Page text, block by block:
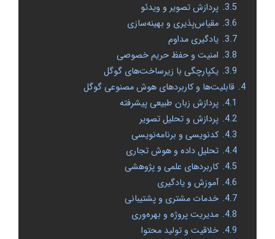
3.5. پردازش تصویر و ویدئو
3.6. مقیاس‌پذیری و بهینه‌سازی
3.7. یادگیری مداوم
3.8. امنیت و حفظ حریم خصوصی
3.9. یکپارچگی با زیرساخت‌های گوگل
4. قابلیت‌ها و کاربردهای هوش مصنوعی گوگل
4.1. پردازش زبان طبیعی پیشرفته
4.2. پردازش و تحلیل تصویر
4.3. کدنویسی و برنامه‌نویسی
4.4. تحلیل داده و هوش تجاری
4.5. کاربردهای علمی و پژوهشی
4.6. آموزش و یادگیری
4.7. خدمات مشتری و پشتیبانی
4.8. مدیریت پروژه و بهره‌وری
4.9. خلاقیت و تولید محتوا